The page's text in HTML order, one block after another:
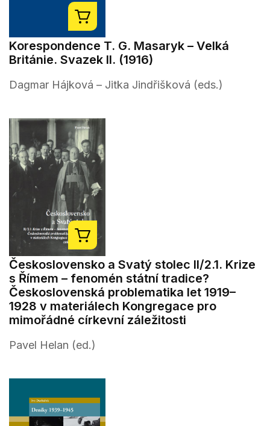
Korespondence T. G. Masaryk – Velká
Británie. Svazek II. (1916)
Dagmar Hájková – Jitka Jindřišková (eds.)
Československo a Svatý stolec II/2.1. Krize
s Římem – fenomén státní tradice?
Československá problematika let 1919–
1928 v materiálech Kongregace pro
mimořádné církevní záležitosti
Pavel Helan (ed.)